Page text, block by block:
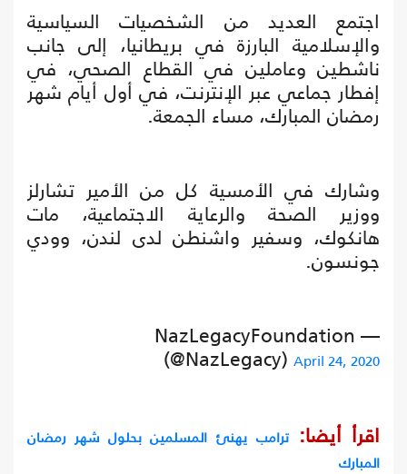
اجتمع العديد من الشخصيات السياسية
والإسلامية البارزة في بريطانيا، إلى جانب
ناشطين وعاملين في القطاع الصحي، في
إفطار جماعي عبر الإنترنت، في أول أيام شهر
رمضان المبارك، مساء الجمعة.
وشارك في الأمسية كل من الأمير تشارلز
ووزير الصحة والرعاية الاجتماعية، مات
هانكوك، وسفير واشنطن لدى لندن، وودي
جونسون.
— NazLegacyFoundation
(@NazLegacy) April 24, 2020
اقرأ أيضا:ترامب يهنئ المسلمين بحلول شهر رمضان
المبارك